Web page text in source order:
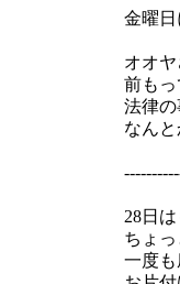
金曜
オオ
前もっ
法律
なん
28日
ちょ
一度